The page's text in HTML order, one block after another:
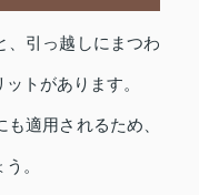
、引っ越しにまつわ
トがあります。
適用されるため、
。